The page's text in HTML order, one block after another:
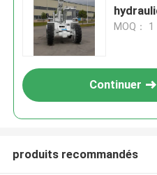
hauteur
MOQ： 1
Continuer
produits recommandés